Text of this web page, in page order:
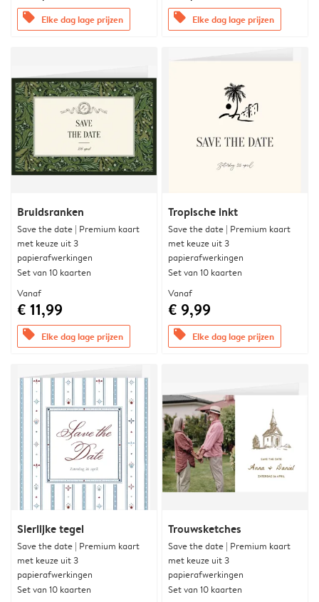
offers Elke dag lage prijzen offers Elke dag lage prijzen
Bruidsranken
Save the date | Premium kaart
met keuze uit 3
papierafwerkingen
Set van 10 kaarten
Vanaf
€ 11,99
offers Elke dag lage prijzen
Tropische inkt
Save the date | Premium kaart
met keuze uit 3
papierafwerkingen
Set van 10 kaarten
Vanaf
€ 9,99
offers Elke dag lage prijzen
Sierlijke tegel
Save the date | Premium kaart
met keuze uit 3
papierafwerkingen
Set van 10 kaarten
Trouwsketches
Save the date | Premium kaart
met keuze uit 3
papierafwerkingen
Set van 10 kaarten